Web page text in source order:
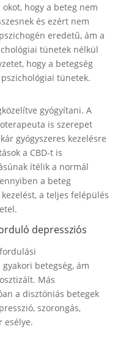
hogy a beteg nem
és ezért nem
eredetű, ám a
tünetek nélkül
hogy a betegség
tünetek.
gyógyítani. A
is szerepet
gyógyszeres kezelésre
a CBD-t is
ítélik a normál
a beteg
a teljes felépülés
depressziós
betegség, ám
Más
a disztóniás betegek
szorongás,
esélye.